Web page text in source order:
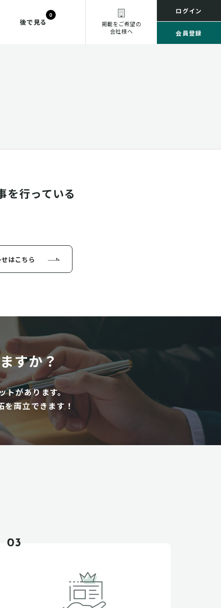
後で見る
0
掲載をご希望の
会社様へ
ログイン
会員登録
を行っている
はこちら
すか？
トがあります。
両立できます！
03